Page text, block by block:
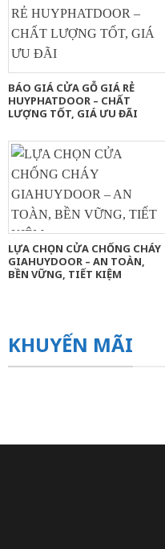
BÁO GIÁ CỬA GỖ GIÁ RẺ
HUYPHATDOOR – CHẤT
LƯỢNG TỐT, GIÁ ƯU ĐÃI
LỰA CHỌN CỬA CHỐNG CHÁY
GIAHUYDOOR – AN TOÀN,
BỀN VỮNG, TIẾT KIỆM
KHUYẾN MÃI